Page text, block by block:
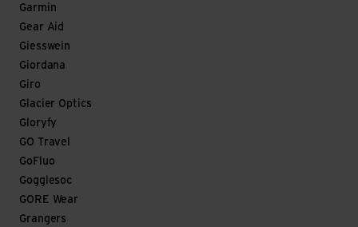
Garmin
Gear Aid
Giesswein
Giordana
Giro
Glacier Optics
Gloryfy
GO Travel
GoFluo
Gogglesoc
GORE Wear
Grangers